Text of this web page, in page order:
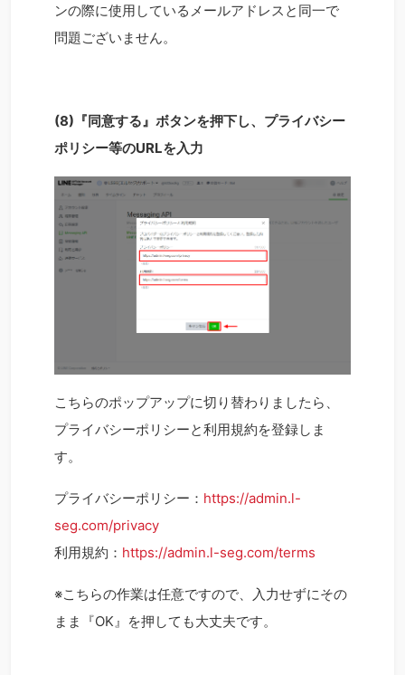
ンの際に使用しているメールアドレスと同一で
問題ございません。
(8)『同意する』ボタンを押下し、プライバシー
ポリシー等のURLを入力
こちらのポップアップに切り替わりましたら、
プライバシーポリシーと利用規約を登録しま
す。
プライバシーポリシー： https://admin.l-
seg.com/privacy
利用規約： https://admin.l-seg.com/terms
※こちらの作業は任意ですので、入力せずにその
まま『OK』を押しても大丈夫です。